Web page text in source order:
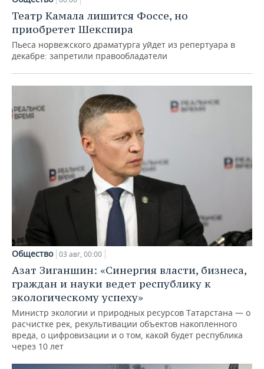
Театр Камала лишится Фоссе, но
приобретет Шекспира
Пьеса норвежского драматурга уйдет из репертуара в
декабре: запретили правообладатели
Общество 03 авг, 00:00
Азат Зиганшин: «Синергия власти, бизнеса,
граждан и науки ведет республику к
экологическому успеху»
Министр экологии и природных ресурсов Татарстана — о
расчистке рек, рекультивации объектов накопленного
вреда, о цифровизации и о том, какой будет республика
через 10 лет